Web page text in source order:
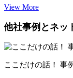
View More
他社事例とネッ
ここだけの話！ 事